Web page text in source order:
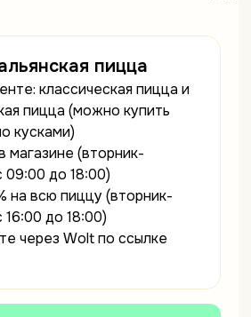
пицца
классическая пицца и
пицца (можно купить
кусками)
магазине (вторник-
09:00 до 18:00)
на всю пиццу (вторник-
до 18:00)
через Wolt по ссылке